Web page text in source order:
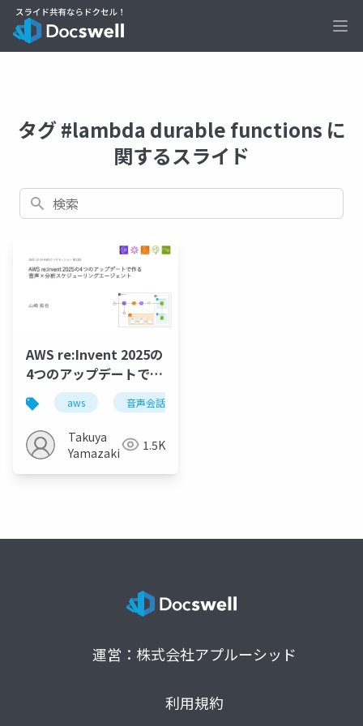
タグ #lambda durable functions に
関するスライド
検索
AWS re:Invent 2025の
4つのアップデートで作
る 音声×分析スケジュ
ーリングエージェント
aws 音声会話エージェント
Takuya
Yamazaki
1.5K
運営：株式会社アプルーシッド
利用規約